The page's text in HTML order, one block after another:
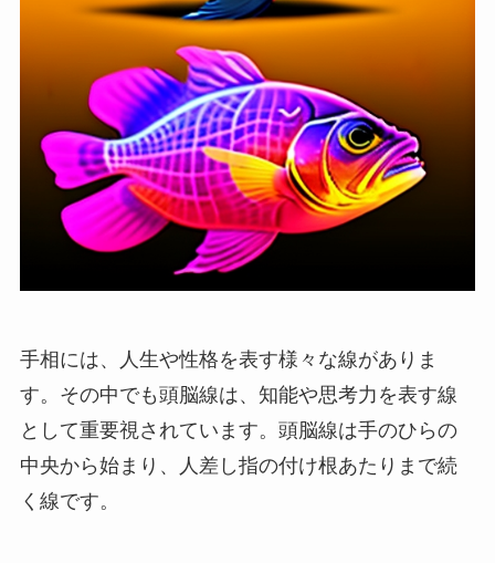
手相には、人生や性格を表す様々な線がありま
す。その中でも頭脳線は、知能や思考力を表す線
として重要視されています。頭脳線は手のひらの
中央から始まり、人差し指の付け根あたりまで続
く線です。